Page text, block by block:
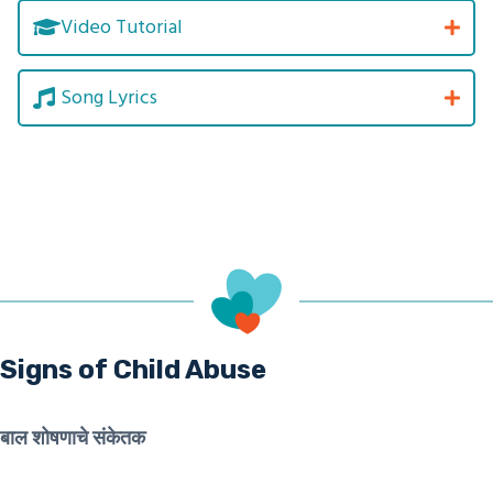
Video Tutorial
Song Lyrics
Signs of Child Abuse
बाल शोषणाचे संकेतक